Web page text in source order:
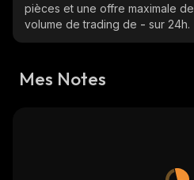
pièces et une offre maximale de
volume de trading de - sur 24h.
Mes Notes